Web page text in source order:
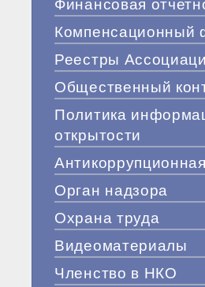
Финансовая
Компенсационный
Реестры
Общественный
Политика
открытости
Орган надзора
Охрана труда
Видеоматериалы
Членство в НКО